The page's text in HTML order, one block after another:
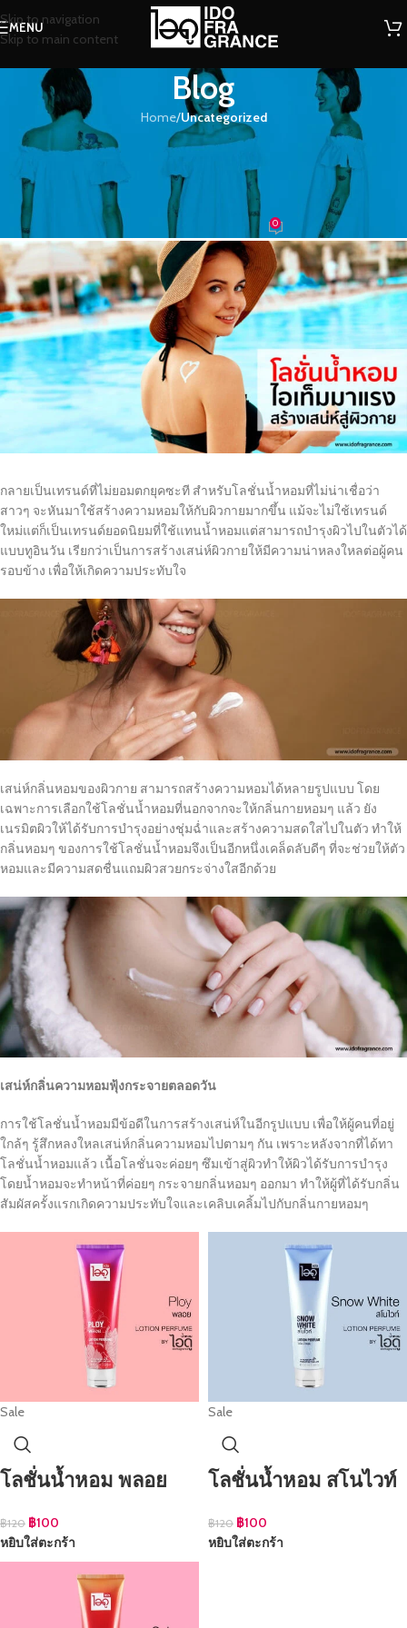
Skip to navigation
Skip to main content
MENU
Blog
Home/Uncategorized
UNCATEGORIZED
โลชั่นน้ำหอมไอเท็มมาแรงสร้างเสน่ห์
สู่ผิวกาย
น้ำหอม On 31/08/2022 0
กลายเป็นเทรนด์ที่ไม่ยอมตกยุคซะที สำหรับโลชั่นน้ำหอมที่ไม่น่าเชื่อว่า
สาวๆ จะหันมาใช้สร้างความหอมให้กับผิวกายมากขึ้น แม้จะไม่ใช้เทรนด์
ใหม่แต่ก็เป็นเทรนด์ยอดนิยมที่ใช้แทนน้ำหอมแต่สามารถบำรุงผิวไปในตัวได้
แบบทูอินวัน เรียกว่าเป็นการสร้างเสน่ห์ผิวกายให้มีความน่าหลงใหลต่อผู้คน
รอบข้าง เพื่อให้เกิดความประทับใจ
เสน่ห์กลิ่นหอมของผิวกาย สามารถสร้างความหอมได้หลายรูปแบบ โดย
เฉพาะการเลือกใช้โลชั่นน้ำหอมที่นอกจากจะให้กลิ่นกายหอมๆ แล้ว ยัง
เนรมิตผิวให้ได้รับการบำรุงอย่างชุ่มฉ่ำและสร้างความสดใสไปในตัว ทำให้
กลิ่นหอมๆ ของการใช้โลชั่นน้ำหอมจึงเป็นอีกหนึ่งเคล็ดลับดีๆ ที่จะช่วยให้ตัว
หอมและมีความสดชื่นแถมผิวสวยกระจ่างใสอีกด้วย
เสน่ห์กลิ่นความหอมฟุ้งกระจายตลอดวัน
การใช้โลชั่นน้ำหอมมีข้อดีในการสร้างเสน่ห์ในอีกรูปแบบ เพื่อให้ผู้คนที่อยู่
ใกล้ๆ รู้สึกหลงใหลเสน่ห์กลิ่นความหอมไปตามๆ กัน เพราะหลังจากที่ได้ทา
โลชั่นน้ำหอมแล้ว เนื้อโลชั่นจะค่อยๆ ซึมเข้าสู่ผิวทำให้ผิวได้รับการบำรุง
โดยน้ำหอมจะทำหน้าที่ค่อยๆ กระจายกลิ่นหอมๆ ออกมา ทำให้ผู้ที่ได้รับกลิ่น
สัมผัสครั้งแรกเกิดความประทับใจและเคลิบเคลิ้มไปกับกลิ่นกายหอมๆ
Sale
โลชั่นน้ำหอม พลอย
฿120 ฿100
หยิบใส่ตะกร้า
Sale
โลชั่นน้ำหอม สโนไวท์
฿120 ฿100
หยิบใส่ตะกร้า